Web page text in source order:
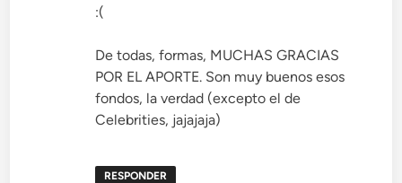
:(
De todas, formas, MUCHAS GRACIAS
POR EL APORTE. Son muy buenos esos
fondos, la verdad (excepto el de
Celebrities, jajajaja)
RESPONDER